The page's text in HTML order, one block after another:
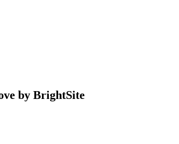
by BrightSite